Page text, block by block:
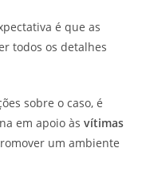
é que as
todos os detalhes
sobre o caso, é
em apoio às vítimas
um ambiente